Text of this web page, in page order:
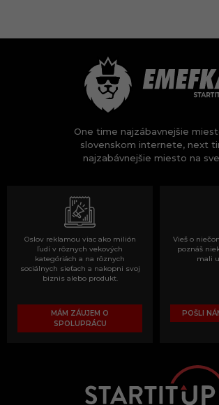
One time najzábavnejšie
slovenskom internete, next
najzabávnejšie miesto na
Oslov reklamou viac ako milión
ľudí v rôznych vekových
kategóriách a na rôznych
sociálnych sieťach a nakopni svoj
biznis alebo produkt.
MÁM ZÁUJEM O
SPOLUPRÁCU
Vieš o
poznáš
mali
POŠLI